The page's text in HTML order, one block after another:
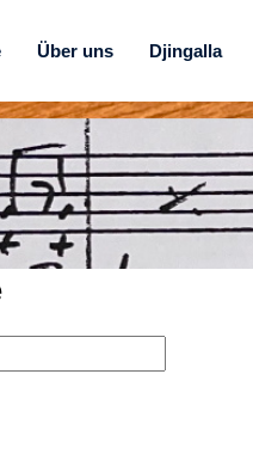
Über uns Djingalla